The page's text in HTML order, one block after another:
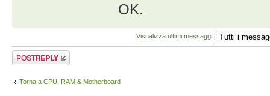
OK.
Visualizza ultimi messaggi:
Rispondi al
messaggio
Torna a CPU, RAM & Motherboard